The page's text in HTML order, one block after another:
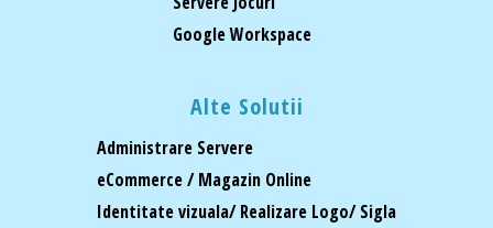
Google Workspace
Alte Solutii
Administrare Servere
eCommerce / Magazin Online
Identitate vizuala/ Realizare Logo/ Sigla